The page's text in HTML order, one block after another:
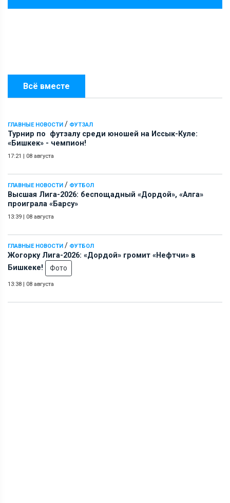
Всё вместе
ГЛАВНЫЕ НОВОСТИ / ФУТЗАЛ
Турнир по футзалу среди юношей на Иссык-Куле:
«Бишкек» - чемпион!
17:21 | 08 августа
ГЛАВНЫЕ НОВОСТИ / ФУТБОЛ
Высшая Лига-2026: беспощадный «Дордой», «Алга»
проиграла «Барсу»
13:39 | 08 августа
ГЛАВНЫЕ НОВОСТИ / ФУТБОЛ
Жогорку Лига-2026: «Дордой» громит «Нефтчи» в
Бишкеке!
Фото
13:38 | 08 августа